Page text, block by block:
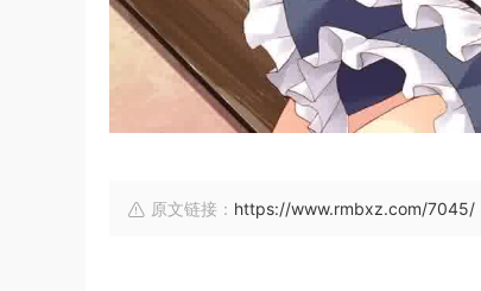
原文链接： https://www.rmbxz.com/7045/